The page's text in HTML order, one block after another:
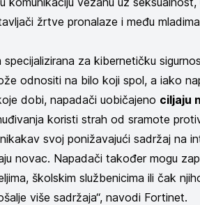
žrtve pronalaze i među
za kibernetičku
odnositi na bilo koji spol, a iako
dobi, napadači uobičajeno ciljaju
koristi strah od sramote
svoj ponižavajući sadržaj na
novac. Napadači također mogu
školskim službenicima ili čak
više sadržaja“, navodi Fortinet.